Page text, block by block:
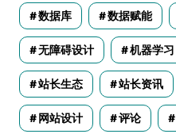
数据库 数据赋能
无障碍设计 机器学习
站长生态 站长资讯
网站设计 评论